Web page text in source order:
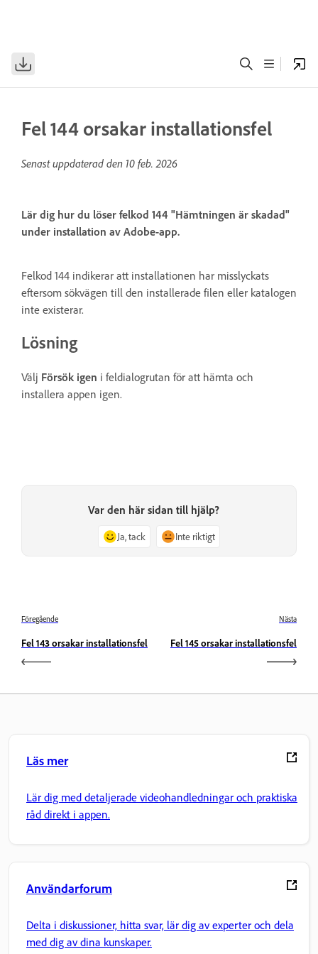
Fel 144 orsakar installationsfel
Senast uppdaterad den 10 feb. 2026
Lär dig hur du löser felkod 144 "Hämtningen är skadad"
under installation av Adobe-app.
Felkod 144 indikerar att installationen har misslyckats
eftersom sökvägen till den installerade filen eller katalogen
inte existerar.
Lösning
Välj Försök igen i feldialogrutan för att hämta och
installera appen igen.
Var den här sidan till hjälp?
Ja, tack Inte riktigt
Föregående
Fel 143 orsakar installationsfel
Nästa
Fel 145 orsakar installationsfel
Läs mer
Lär dig med detaljerade videohandledningar och praktiska
råd direkt i appen.
Användarforum
Delta i diskussioner, hitta svar, lär dig av experter och dela
med dig av dina kunskaper.